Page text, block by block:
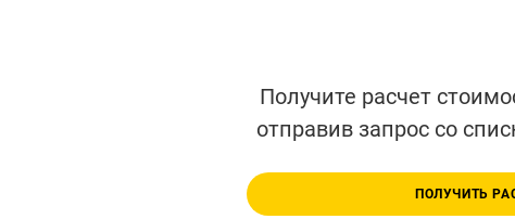
Получите расчет
отправив запрос со
ПОЛУЧИТЬ